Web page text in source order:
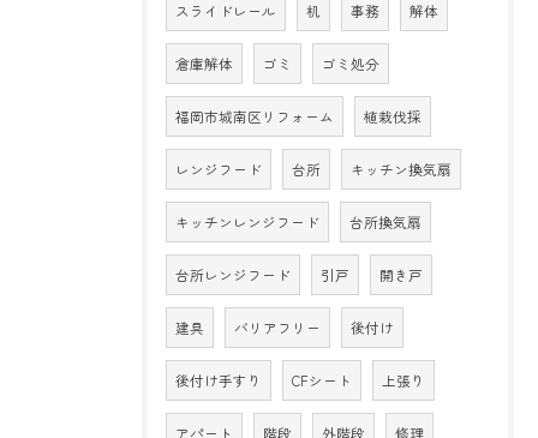
スライドレール 机 事務 解体
倉庫解体 ゴミ ゴミ処分
福岡市城南区リフォーム 植栽伐採
レンジフード 台所 キッチン換気扇
キッチンレンジフード 台所換気扇
台所レンジフード 引戸 開き戸
建具 バリアフリー 後付け
後付け手すり CFシート 上張り
アパート 階段 外階段 修理